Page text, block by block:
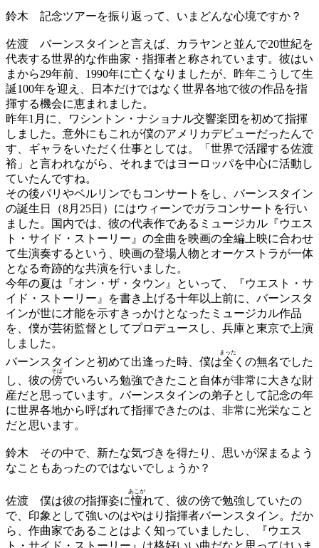
鈴木 記念ツアーを振り返って、いまどんな心境ですか？
佐渡 バーンスタインと言えば、カラヤンと並んで20世紀を
代表する世界的な作曲家・指揮者と称されています。彼はい
まから29年前、1990年に亡くなりましたが、昨年こうして生
誕100年を迎え、日本だけではなく世界各地で彼の作品を指
揮する機会に恵まれました。
昨年1月に、ワシントン・ナショナル交響楽団を初めて指揮
しました。意外にもこれが僕のアメリカデビューだったんで
す、ギャラをいただく仕事としては。「世界で活躍する佐渡
裕」と言われながら、それまではヨーロッパを中心に活動し
ていたんですね。
その後パリやベルリンでもコンサートをし、バーンスタイン
の誕生日（8月25日）にはウィーンでガラコンサートを行い
ました。国内では、彼の代表作であるミュージカル『ウエス
ト・サイド・ストーリー』の全曲を映画の全編上映に合わせ
て生演奏するという、映画の登場人物とオーケストラが一体
となる奇跡的な共演を行いました。
今年の夏は『オン・ザ・タウン』といって、『ウエスト・サ
イド・ストーリー』を書き上げる十年以上前に、バーンスタ
インが世に才能を示すきっかけとなったミュージカル作品
を、僕が芸術監督としてプロデュースし、兵庫と東京で上演
しました。
バーンスタインと初めて出逢った時、僕は全
まった
くの無名でした
し、彼の傍
そば
でいろいろ勉強できたこと自体が非常に大きな財
産だと思っています。バーンスタインの弟子として記念の年
に世界各地から呼ばれて指揮できたのは、非常に光栄なこと
だと思います。
鈴木 その中で、新たな気づきを得たり、思いが深まるよう
なこともあったのではないでしょうか？
佐渡 僕は彼の指揮姿に憧
あこが
れて、彼の傍で勉強していたの
で、印象として強いのはやはり指揮者バーンスタイン。だか
ら、作曲家であることはよく知っていましたし、『ウエス